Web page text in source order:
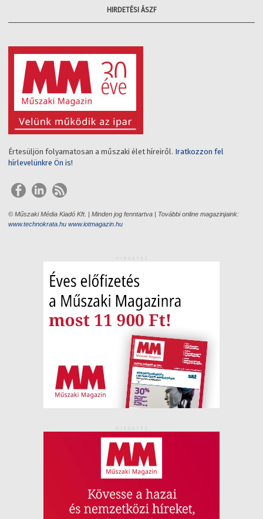
HIRDETÉSI ÁSZF
Értesüljön folyamatosan a műszaki élet híreiről. Iratkozzon fel
hírlevelünkre Ön is!
© Műszaki Média Kiadó Kft. | Minden jog fenntartva | További online magazinjaink:
www.technokrata.hu www.iotmagazin.hu
HIRDETÉS
HIRDETÉS